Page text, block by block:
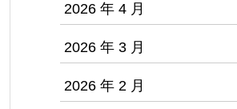
2026 年 4 月
2026 年 3 月
2026 年 2 月